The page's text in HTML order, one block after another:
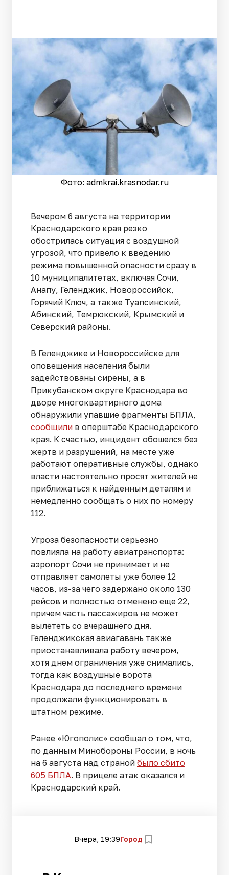
Фото: admkrai.krasnodar.ru
Вечером 6 августа на территории
Краснодарского края резко
обострилась ситуация с воздушной
угрозой, что привело к введению
режима повышенной опасности сразу в
10 муниципалитетах, включая Сочи,
Анапу, Геленджик, Новороссийск,
Горячий Ключ, а также Туапсинский,
Абинский, Темрюкский, Крымский и
Северский районы.
В Геленджике и Новороссийске для
оповещения населения были
задействованы сирены, а в
Прикубанском округе Краснодара во
дворе многоквартирного дома
обнаружили упавшие фрагменты БПЛА,
сообщили в оперштабе Краснодарского
края. К счастью, инцидент обошелся без
жертв и разрушений, на месте уже
работают оперативные службы, однако
власти настоятельно просят жителей не
приближаться к найденным деталям и
немедленно сообщать о них по номеру
112.
Угроза безопасности серьезно
повлияла на работу авиатранспорта:
аэропорт Сочи не принимает и не
отправляет самолеты уже более 12
часов, из-за чего задержано около 130
рейсов и полностью отменено еще 22,
причем часть пассажиров не может
вылететь со вчерашнего дня.
Геленджикская авиагавань также
приостанавливала работу вечером,
хотя днем ограничения уже снимались,
тогда как воздушные ворота
Краснодара до последнего времени
продолжали функционировать в
штатном режиме.
Ранее «Югополис» сообщал о том, что,
по данным Минобороны России, в ночь
на 6 августа над страной было сбито
605 БПЛА. В прицеле атак оказался и
Краснодарский край.
Вчера, 19:39Город